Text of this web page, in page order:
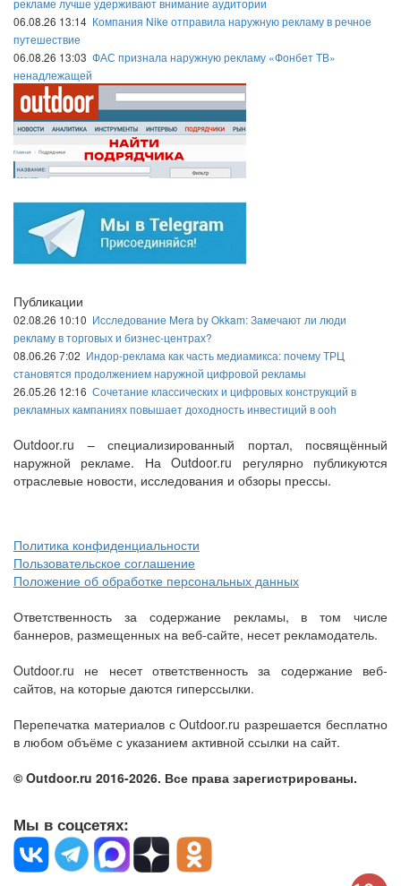
рекламе лучше удерживают внимание аудитории
06.08.26 13:14 Компания Nike отправила наружную рекламу в речное
путешествие
06.08.26 13:03 ФАС признала наружную рекламу «Фонбет ТВ»
ненадлежащей
Публикации
02.08.26 10:10 Исследование Mera by Okkam: Замечают ли люди
рекламу в торговых и бизнес-центрах?
08.06.26 7:02 Индор-реклама как часть медиамикса: почему ТРЦ
становятся продолжением наружной цифровой рекламы
26.05.26 12:16 Сочетание классических и цифровых конструкций в
рекламных кампаниях повышает доходность инвестиций в ooh
Outdoor.ru – специализированный портал, посвящённый
наружной рекламе. На Outdoor.ru регулярно публикуются
отраслевые новости, исследования и обзоры прессы.
Политика конфиденциальности
Пользовательское соглашение
Положение об обработке персональных данных
Ответственность за содержание рекламы, в том числе
баннеров, размещенных на веб-сайте, несет рекламодатель.
Outdoor.ru не несет ответственность за содержание веб-
сайтов, на которые даются гиперссылки.
Перепечатка материалов с Outdoor.ru разрешается бесплатно
в любом объёме с указанием активной ссылки на сайт.
© Outdoor.ru 2016-2026. Все права зарегистрированы.
Мы в соцсетях: